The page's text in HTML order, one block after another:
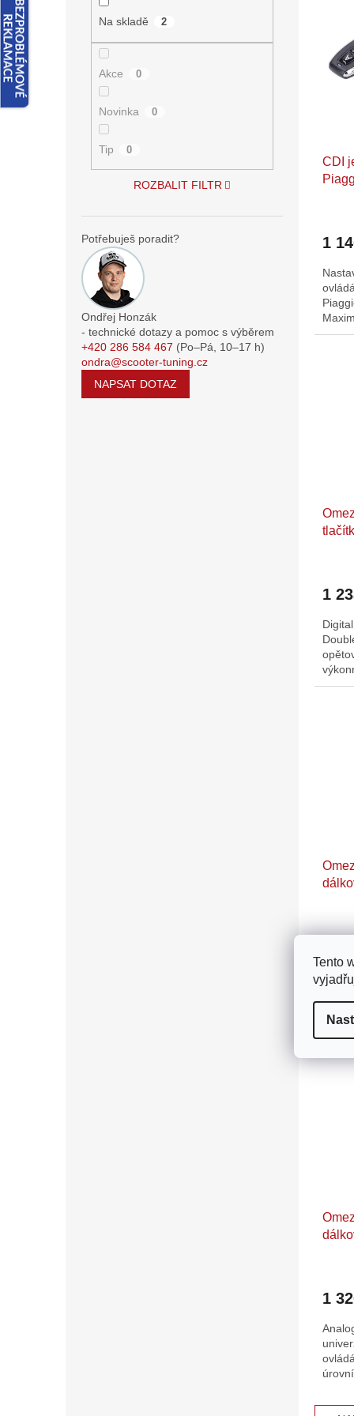
Tento
Na skladě 2
Akce 0
Novinka 0
Tip 0
ROZBALIT FILTR
Potřebuješ poradit?
Ondřej Honzák
- technické dotazy a pomoc s výběrem
+420 286 584 467 (Po–Pá, 10–17 h)
ondra@scooter-tuning.cz
NAPSAT DOTAZ
CDI
1
přímo
1
1
O